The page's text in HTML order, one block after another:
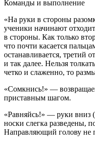
Команды и выполнение
«На руки в стороны
ученики начинают
в стороны. Как только
что почти касается
останавливается, третий
и так далее. Нельзя
четко и слаженно, то
«Сомкнись!» —
приставным шагом.
«Равняйсь!» — руки вниз
носки слегка разведены,
Направляющий голову не